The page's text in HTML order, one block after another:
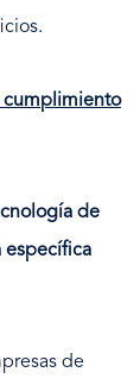
cumplimiento
de
específica
de